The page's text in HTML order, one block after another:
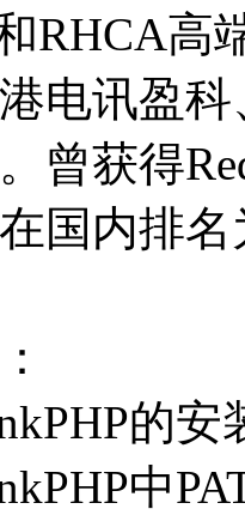
RHCA
电讯盈
曾获得
国内排
的
中